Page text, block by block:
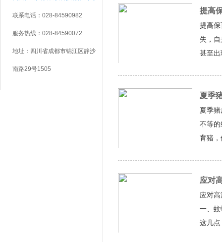
联系电话：028-84590982
服务热线：028-84590072
地址：四川省成都市锦江区静沙
南路29号1505
提高
提高
失，
甚至
夏季
夏季
不等
育猪
应对
应对
一、
这几